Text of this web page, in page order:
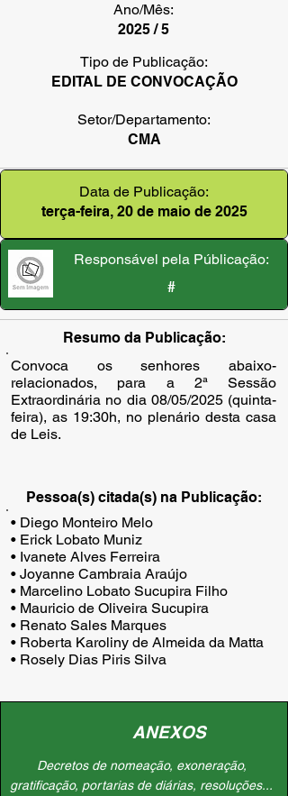
Ano/Mês:
2025 / 5
Tipo de Publicação:
EDITAL DE CONVOCAÇÃO
Setor/Departamento:
CMA
Data de Publicação:
terça-feira, 20 de maio de 2025
Responsável pela Públicação:
#
Resumo da Publicação:
Convoca os senhores abaixo-
relacionados, para a 2ª Sessão
Extraordinária no dia 08/05/2025 (quinta-
feira), as 19:30h, no plenário desta casa
de Leis.
Pessoa(s) citada(s) na Publicação:
• Diego Monteiro Melo
• Erick Lobato Muniz
• Ivanete Alves Ferreira
• Joyanne Cambraia Araújo
• Marcelino Lobato Sucupira Filho
• Mauricio de Oliveira Sucupira
• Renato Sales Marques
• Roberta Karoliny de Almeida da Matta
• Rosely Dias Piris Silva
ANEXOS
Decretos de nomeação, exoneração,
gratificação, portarias de diárias, resoluções...